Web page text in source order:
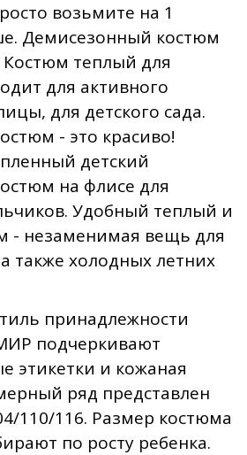
возьмите на 1
Демисезонный костюм
Костюм теплый для
для активного
для детского сада.
- это красиво!
детский
на флисе для
Удобный теплый и
- незаменимая вещь для
также холодных летних
принадлежности
подчеркивают
этикетки и кожаная
ряд представлен
110/116. Размер костюма
по росту ребенка.